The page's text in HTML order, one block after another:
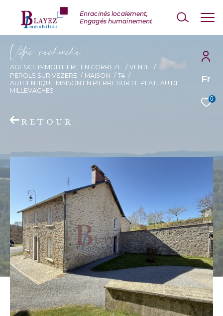
Fr
0
Vore recece
AGENCE IMMOBILIÈRE EN CORRÈZE
VENTE
PEROLS SUR VEZERE
MAISON
T4
AUTHENTIQUE MAISON EN PIERRE SUR LE PLATEAU DE
MILLEVACHES
RETOUR